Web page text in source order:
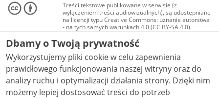
Treści tekstowe publikowane w serwisie (z
wyłączeniem treści audiowizualnych), są udostępniane
na licencji typu Creative Commons: uznanie autorstwa
- na tych samych warunkach 4.0 (CC BY-SA 4.0).
Materiały audiowizualne, w tym zdjęcia, materiały
audio i wideo, są udostępniane na licencji typu
Creative Commons: uznanie autorstwa użycie
niekomercyjne - bez utworów zależnych 4.0 (CC BY-
NC-ND 4.0), o ile nie jest to stwierdzone inaczej.
Dbamy o Twoją prywatność
Wykorzystujemy pliki cookie w celu zapewnienia
prawidłowego funkcjonowania naszej witryny oraz do
analizy ruchu i optymalizacji działania strony. Dzięki nim
możemy lepiej dostosować treści do potrzeb